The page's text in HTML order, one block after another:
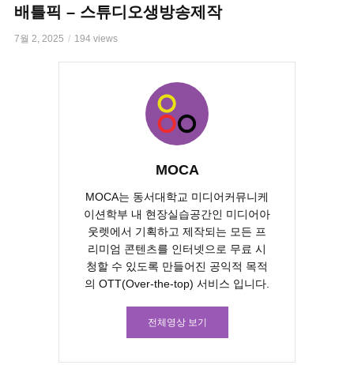
배틀픽 – 스튜디오생방송제작
7월 2, 2025 194 views
MOCA
MOCA는 동서대학교 미디어커뮤니케
이션학부 내 현장실습공간인 미디어아
웃렛에서 기획하고 제작되는 모든 프
리미엄 콘텐츠를 인터넷으로 무료 시
청할 수 있도록 만들어진 공익적 목적
의 OTT(Over-the-top) 서비스 입니다.
전체영상 보기